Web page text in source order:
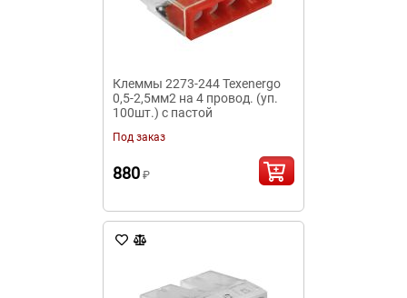
Клеммы 2273-244 Texenergo
0,5-2,5мм2 на 4 провод. (уп.
100шт.) с пастой
Под заказ
880 ₽